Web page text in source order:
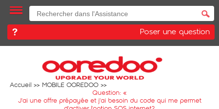
Poser une question
Accueil
MOBILE OOREDOO
Question: «
J'ai une offre prépayée et j'ai besoin du code qui me permet